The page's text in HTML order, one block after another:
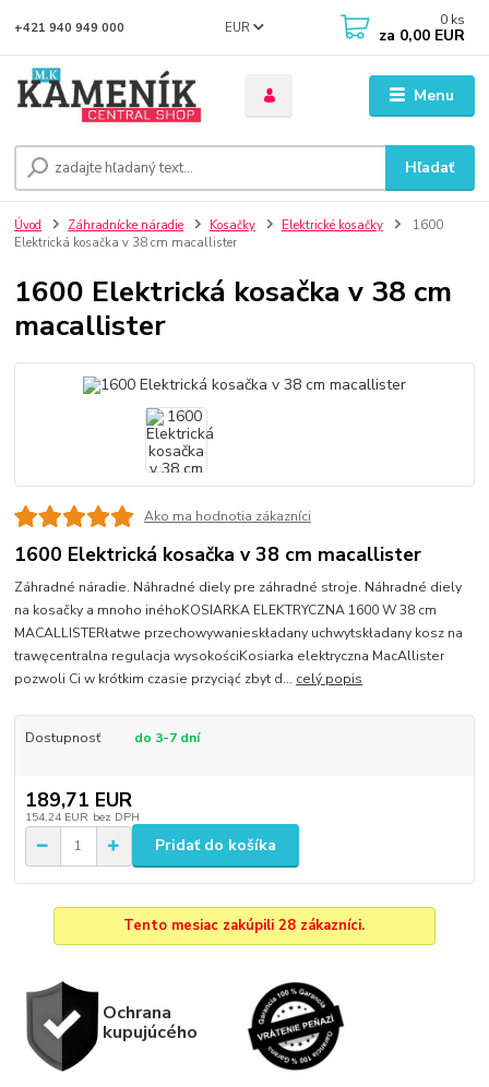
Menu
EUR
Hľadať
+421 940 949 000 0 ks
za 0,00 EUR
Úvod Záhradnícke náradie Kosačky Elektrické kosačky
1600
Elektrická kosačka v 38 cm macallister
1600 Elektrická kosačka v 38 cm
macallister
Ako ma hodnotia zákazníci
1600 Elektrická kosačka v 38 cm macallister
Záhradné náradie. Náhradné diely pre záhradné stroje. Náhradné diely
na kosačky a mnoho inéhoKOSIARKA ELEKTRYCZNA 1600 W 38 cm
MACALLISTERłatwe przechowywanieskładany uchwytskładany kosz na
trawęcentralna regulacja wysokościKosiarka elektryczna MacAllister
pozwoli Ci w krótkim czasie przyciąć zbyt d... celý popis
Dostupnosť do 3-7 dní
189,71 EUR
154,24 EUR bez DPH
Pridať do košíka
Tento mesiac zakúpili 28 zákazníci.
Ochrana
kupujúcého